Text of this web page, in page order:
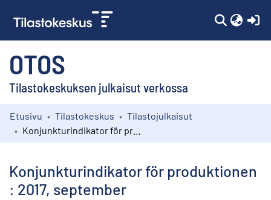
OTOS
Tilastokeskuksen julkaisut verkossa
Kokoelmat
Etusivu Tilastokeskus
Tilastojulkaisut
Konjunkturindikator för produktionen
: 2017, september